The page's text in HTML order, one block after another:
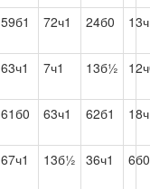
59б1 72ч1 24б0
63ч1 7ч1 13б½
61б0 63ч1 62б1
67ч1 13б½ 36ч1 6б0